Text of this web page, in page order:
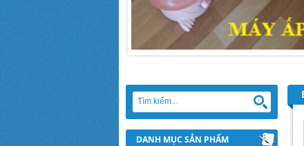
DANH MỤC SẢN PHẨM